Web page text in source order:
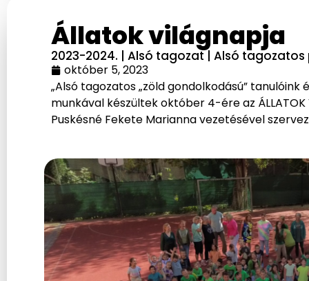
Állatok világnapja
2023-2024. | Alsó tagozat| Alsó
október 5, 2023
„Alsó tagozatos „zöld gondolkodású”
munkával készültek október 4-ére az ÁLLATOK
Puskésné Fekete Marianna vezetésével